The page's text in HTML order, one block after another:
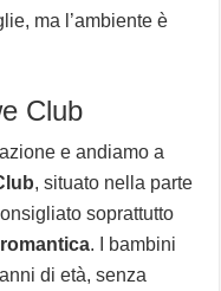
ma l’ambiente è
Club
e andiamo a
, situato nella parte
soprattutto
. I bambini
di età, senza